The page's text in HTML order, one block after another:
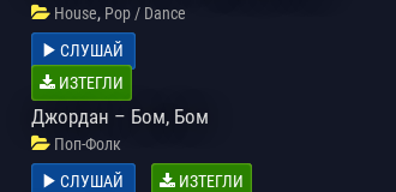
House, Pop / Dance
СЛУШАЙ
ИЗТЕГЛИ
Джордан – Бом, Бом
Поп-Фолк
СЛУШАЙ
ИЗТЕГЛИ